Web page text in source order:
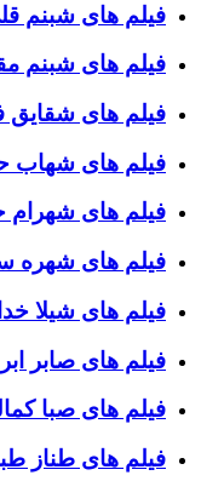
فیلم های شبنم
فیلم های شبنم
فیلم های شقایق
فیلم های شهاب
فیلم های
فیلم های شهره
فیلم های شیلا
فیلم های صابر ابر
فیلم های صبا
فیلم های طناز